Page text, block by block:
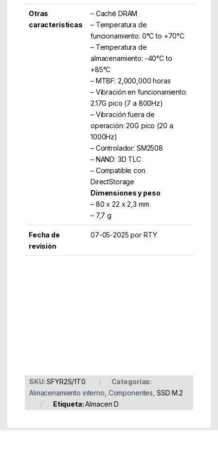
Otras
características
– Caché DRAM
– Temperatura de
funcionamiento: 0°C to +70°C
– Temperatura de
almacenamiento: -40°C to
+85°C
– MTBF: 2,000,000 horas
– Vibración en funcionamiento:
2.17G pico (7 a 800Hz)
– Vibración fuera de
operación: 20G pico (20 a
1000Hz)
– Controlador: SM2508
– NAND: 3D TLC
– Compatible con
DirectStorage
Dimensiones y peso
– 80 x 22 x 2,3 mm
– 7,7 g
Fecha de
revisión
07-05-2025 por RTY
SKU:SFYR2S/1T0
Categorías:
Almacenamiento interno Componentes SSD M.2
Etiqueta:Almacen D